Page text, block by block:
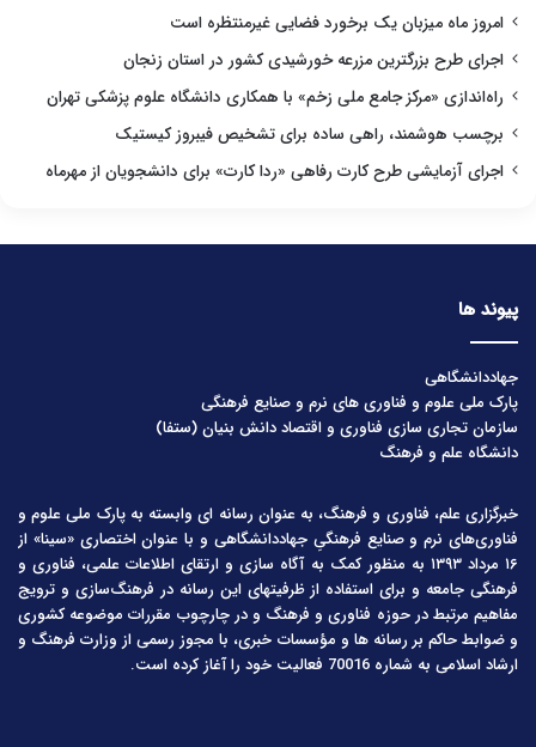
امروز ماه میزبان یک برخورد فضایی غیرمنتظره است
اجرای طرح بزرگترین مزرعه خورشیدی کشور در استان زنجان
راه‌اندازی «مرکز جامع ملی زخم» با همکاری دانشگاه علوم پزشکی تهران
برچسب هوشمند، راهی ساده برای تشخیص فیبروز کیستیک
اجرای آزمایشی طرح کارت رفاهی «ردا کارت» برای دانشجویان از مهرماه
پیوند ها
جهاددانشگاهی
پارک ملی علوم و فناوری های نرم و صنایع فرهنگی
سازمان تجاری سازی فناوری و اقتصاد دانش بنیان (ستفا)
دانشگاه علم و فرهنگ
خبرگزاری علم، فناوری و فرهنگ، به عنوان رسانه ای وابسته به پارک ملی علوم و
فناوری‌های نرم و صنایع فرهنگیِ جهاددانشگاهی و با عنوان اختصاری «سینا» از
۱۶ مرداد ۱۳۹۳ به منظور کمک به آگاه سازی و ارتقای اطلاعات علمی، فناوری و
فرهنگی جامعه و برای استفاده از ظرفیتهای این رسانه در فرهنگ‌سازی و ترویج
مفاهیم مرتبط در حوزه فناوری و فرهنگ و در چارچوب مقررات موضوعه کشوری
و ضوابط حاکم بر رسانه ها و مؤسسات خبری، با مجوز رسمی از وزارت فرهنگ و
ارشاد اسلامی به شماره 70016 فعالیت خود را آغاز کرده است.